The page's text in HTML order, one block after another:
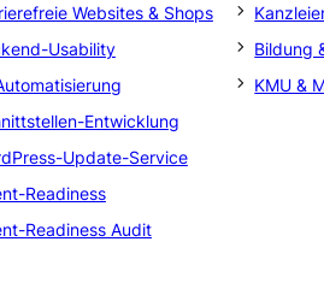
Websites & Shops
Usability
Entwicklung
Update-Service
Readiness
Readiness Audit
Bildung
KMU &